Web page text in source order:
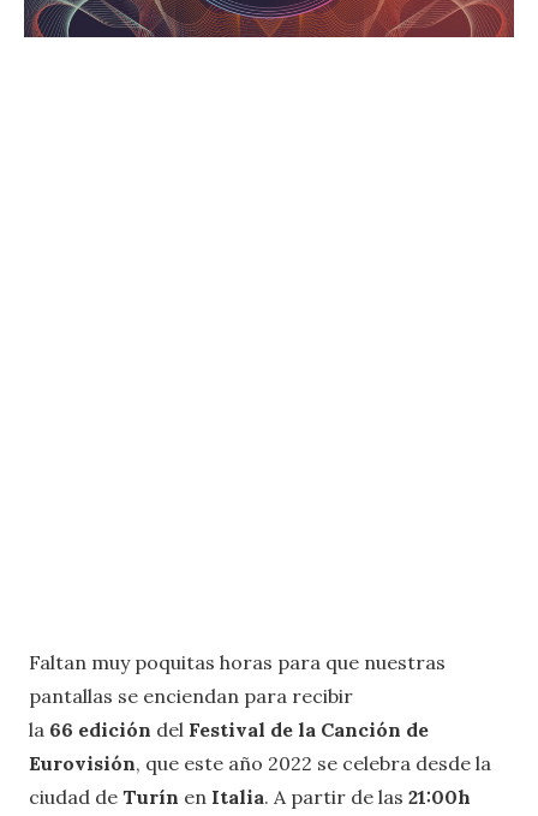
Faltan muy poquitas horas para que nuestras
pantallas se enciendan para recibir
la 66 edición del Festival de la Canción de
Eurovisión, que este año 2022 se celebra desde la
ciudad de Turín en Italia. A partir de las 21:00h